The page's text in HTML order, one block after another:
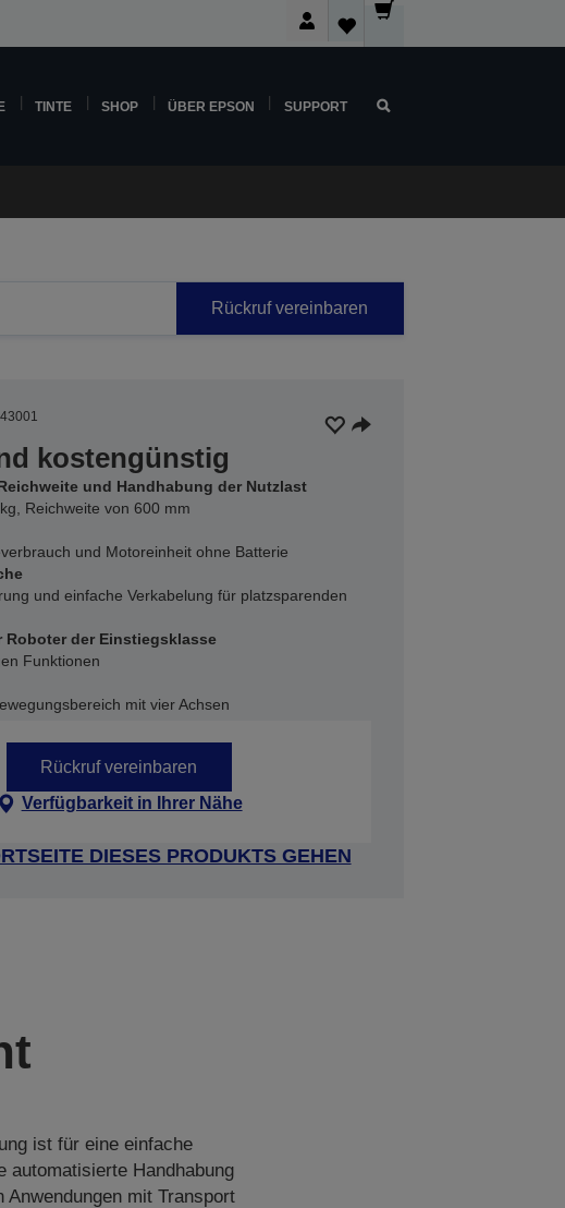
TINTE SHOP ÜBER EPSON SUPPORT
Rückruf vereinbaren
kostengünstig
und Handhabung der Nutzlast
Reichweite von 600 mm
und Motoreinheit ohne Batterie
und einfache Verkabelung für platzsparenden
Roboter der Einstiegsklasse
Funktionen
mit vier Achsen
Rückruf vereinbaren
Verfügbarkeit in Ihrer Nähe
DIESES PRODUKTS GEHEN
ist für eine einfache
automatisierte Handhabung
mit Transport